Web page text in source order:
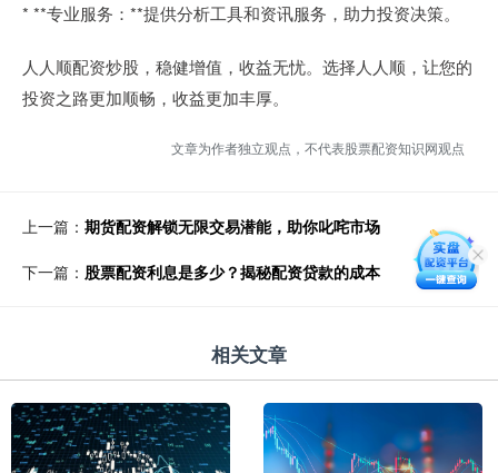
* **专业服务：**提供分析工具和资讯服务，助力投资决策。
人人顺配资炒股，稳健增值，收益无忧。选择人人顺，让您的
投资之路更加顺畅，收益更加丰厚。
文章为作者独立观点，不代表股票配资知识网观点
上一篇： 期货配资解锁无限交易潜能，助你叱咤市场
下一篇： 股票配资利息是多少？揭秘配资贷款的成本
相关文章